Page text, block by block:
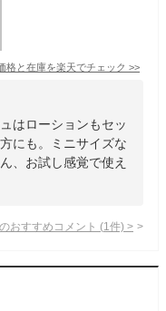
格と在庫を楽天でチェック >>
はローションもセッ
にも。ミニサイズな
、お試し感覚で使え
おすすめコメント (1 件) >